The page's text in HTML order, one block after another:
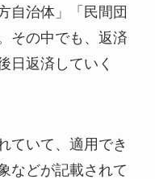
自治体」「民間団
その中でも、返済
日返済していく
ていて、適用でき
などが記載されて